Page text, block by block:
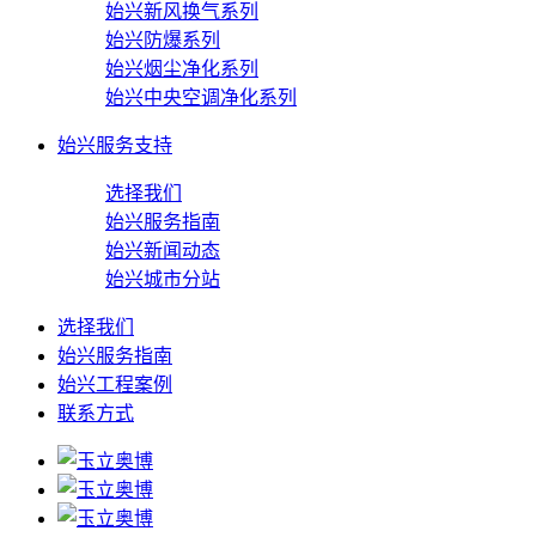
始兴新风换气系列
始兴防爆系列
始兴烟尘净化系列
始兴中央空调净化系列
始兴服务支持
选择我们
始兴服务指南
始兴新闻动态
始兴城市分站
选择我们
始兴服务指南
始兴工程案例
联系方式